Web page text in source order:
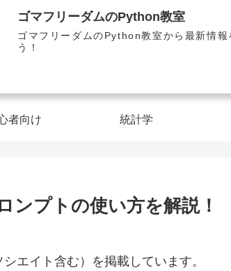
Pythonを楽しく学んで人生を切り開こう！
ゴマフリーダムの
者向け 統計学
ンプトの使い方を解説！
エイト含む）を掲載しています。
ゴマフリーダムのPython教室
ゴマフリーダムのPython教室から最新情報
う！